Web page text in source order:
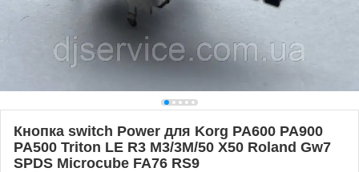
Кнопка switch Power для Korg PA600 PA900
PA500 Triton LE R3 M3/3M/50 X50 Roland Gw7
SPDS Microcube FA76 RS9